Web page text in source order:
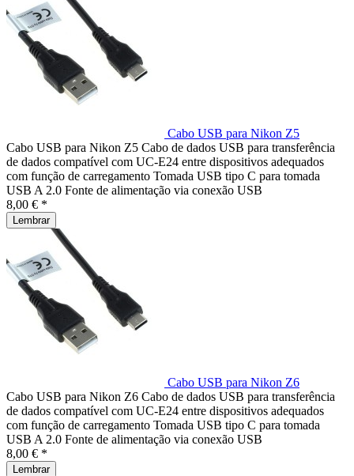
Cabo USB para Nikon Z5
Cabo USB para Nikon Z5 Cabo de dados USB para transferência
de dados compatível com UC-E24 entre dispositivos adequados
com função de carregamento Tomada USB tipo C para tomada
USB A 2.0 Fonte de alimentação via conexão USB
8,00 € *
Lembrar
Cabo USB para Nikon Z6
Cabo USB para Nikon Z6 Cabo de dados USB para transferência
de dados compatível com UC-E24 entre dispositivos adequados
com função de carregamento Tomada USB tipo C para tomada
USB A 2.0 Fonte de alimentação via conexão USB
8,00 € *
Lembrar